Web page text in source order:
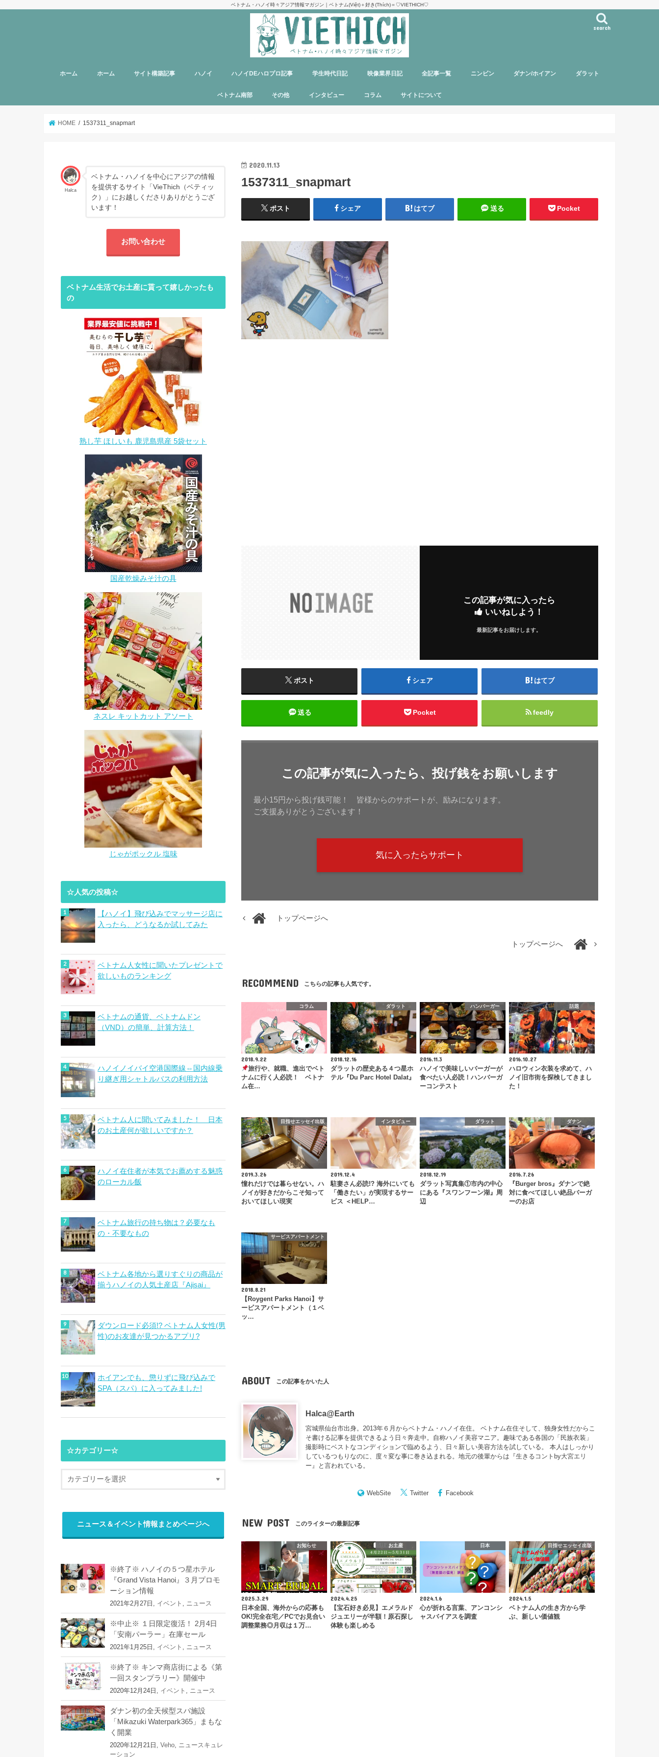
ベトナム・ハノイ時々アジア情報マガジン｜ベトナム(Việt)＋好き(Thích)＝♡VIETHICH♡
search
ホーム ホーム サイト構築記事 ハノイ
旅行者向け ベトナム料理
多国籍料理
ハンバーガー
カフェ
中華料理
日本食
ラーメン
デリバリーサービス
パブ／バー
マッサージ
ヘルスケア
ハノイ近郊観光
アンケート
ハノイDEハロプロ記事 学生時代日記 映像業界日記 全記事一覧 ニンビン ダナン/ホイアン ダラット
ベトナム南部 その他 インタビュー コラム サイトについて
HOME 1537311_snapmart
2020.11.13
1537311_snapmart
ポスト シェア はてブ 送る Pocket
この記事が気に入ったら
いいねしよう！
最新記事をお届けします。
ポスト シェア はてブ
送る Pocket feedly
この記事が気に入ったら、投げ銭をお願いします
最小15円から投げ銭可能！ 皆様からのサポートが、励みになります。
ご支援ありがとうございます！
気に入ったらサポート
トップページへ
トップページへ
RECOMMEND こちらの記事も人気です。
コラム
2018.9.22
旅行や、就職、進出でベト
ナムに行く人必読！ ベトナ
ム在…
ダラット
2018.12.16
ダラットの歴史ある４つ星ホ
テル『Du Parc Hotel Dalat』
ハンバーガー
2016.11.3
ハノイで美味しいバーガーが
食べたい人必読！ハンバーガ
ーコンテスト
話題
2016.10.27
ハロウィン衣装を求めて、ハ
ノイ旧市街を探検してきまし
た！
目指せエッセイ出版
2019.3.26
憧れだけでは暮らせない。ハ
ノイが好きだからこそ知って
おいてほしい現実
インタビュー
2019.12.4
駐妻さん必読!? 海外にいても
「働きたい」が実現するサー
ビス ＜HELP…
ダラット
2018.12.19
ダラット写真集①市内の中心
にある『スワンフーン湖』周
辺
ダナン
2016.7.26
『Burger bros』ダナンで絶
対に食べてほしい絶品バーガ
ーのお店
サービスアパートメント
2018.8.21
【Roygent Parks Hanoi】サ
ービスアパートメント（１ベ
ッ…
ABOUT この記事をかいた人
Halca@Earth
宮城県仙台市出身。2013年６月からベトナム・ハノイ在住。 ベトナム在住そして、独身女性だからこ
そ書ける記事を提供できるよう日々奔走中。自称ハノイ美容マニア。趣味である各国の「民族衣装」
撮影時にベストなコンディションで臨めるよう、日々新しい美容方法を試している。 本人はしっかり
しているつもりなのに、度々変な事に巻き込まれる。地元の後輩からは『生きるコントby大宮エリ
ー 』と言われている。
WebSite Twitter Facebook
NEW POST このライターの最新記事
お知らせ
2025.3.29
日本全国、海外からの応募も
OK!完全在宅／PCでお見合い
調整業務◎月収は１万…
お土産
2024.4.25
【宝石好き必見】エメラルド
ジュエリーが半額！原石探し
体験も楽しめる
日本
2024.1.6
心が折れる言葉、アンコンシ
ャスバイアスを調査
目指せエッセイ出版
2024.1.5
ベトナム人の生き方から学
ぶ、新しい価値観
Halca
ベトナム・ハノイを中心にアジアの情報
を提供するサイト「VieThich（ベティッ
ク）」にお越しくださりありがとうござ
います！
お問い合わせ
ベトナム生活でお土産に貰って嬉しかったも
の
熟し芋 ほしいも 鹿児島県産 5袋セット
国産乾燥みそ汁の具
ネスレ キットカット アソート
じゃがポックル 塩味
☆人気の投稿☆
【ハノイ】飛び込みでマッサージ店に
入ったら、どうなるか試してみた
ベトナム人女性に聞いたプレゼントで
欲しいものランキング
ベトナムの通貨、ベトナムドン
（VND）の簡単、計算方法！
ハノイノイバイ空港国際線⇔国内線乗
り継ぎ用シャトルバスの利用方法
ベトナム人に聞いてみました！ 日本
のお土産何が欲しいですか？
ハノイ在住者が本気でお薦めする魅惑
のローカル飯
ベトナム旅行の持ち物は？必要なも
の・不要なもの
ベトナム各地から選りすぐりの商品が
揃うハノイの人気土産店『Ajisai』
ダウンロード必須!? ベトナム人女性(男
性)のお友達が見つかるアプリ?
ホイアンでも、懲りずに飛び込みで
SPA（スパ）に入ってみました!
☆カテゴリー☆
ニュース＆イベント情報まとめページへ
※終了※ ハノイの５つ星ホテル
『Grand Vista Hanoi』３月プロモ
ーション情報
2021年2月27日, イベント ニュース
※中止※ １日限定復活！ 2月4日
「安南パーラー」在庫セール
2021年1月25日, イベント ニュース
※終了※ キンマ商店街による《第
一回スタンプラリー》開催中
2020年12月24日, イベント ニュース
ダナン初の全天候型スパ施設
「Mikazuki Waterpark365」まもな
く開業
2020年12月21日, Veho
ニュースキュレ
ーション